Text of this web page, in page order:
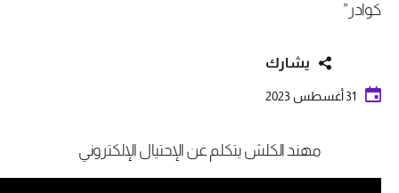
كوادر”
يشارك
31 أغسطس 2023
مهند الكلش يتكلم عن الإحتيال الإلكتروني